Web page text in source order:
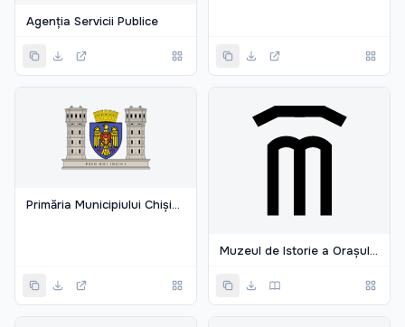
Agenția Servicii Publice
Primăria Municipiului Chișinău
Muzeul de Istorie a Orașului Chișinău